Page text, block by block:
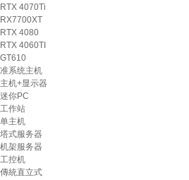
RTX 4070Ti
RX7700XT
RTX 4080
RTX 4060TI
GT610
准系统主机
主机+显示器
迷你PC
工作站
单主机
塔式服务器
机架服务器
工控机
傳統直立式